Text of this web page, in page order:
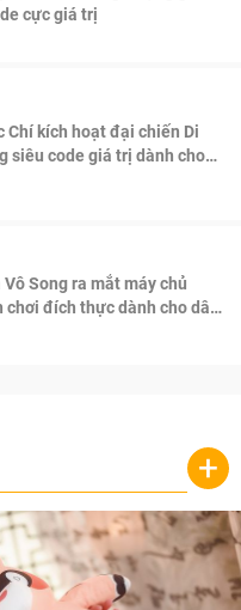
cực giá trị
Chí kích hoạt đại chiến Di
siêu code giá trị dành cho
Song ra mắt máy chủ
chơi đích thực dành cho dân
+